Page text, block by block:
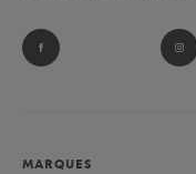
MARQUES